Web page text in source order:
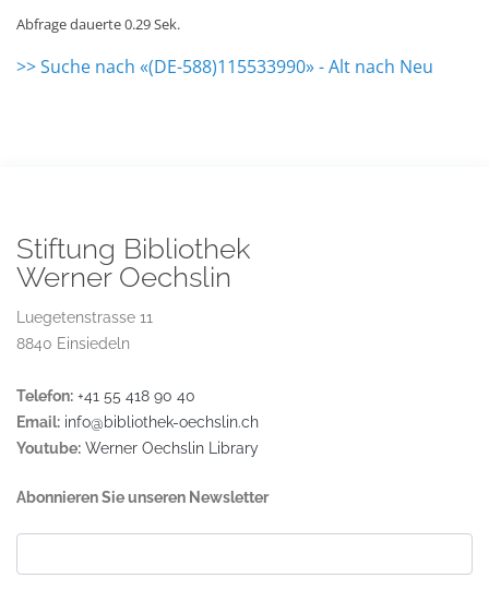
Abfrage dauerte 0.29 Sek.
>> Suche nach «(DE-588)115533990» - Alt nach Neu
Stiftung Bibliothek
Werner Oechslin
Luegetenstrasse 11
8840 Einsiedeln
Telefon: +41 55 418 90 40
Email: info@bibliothek-oechslin.ch
Youtube: Werner Oechslin Library
Abonnieren Sie unseren Newsletter